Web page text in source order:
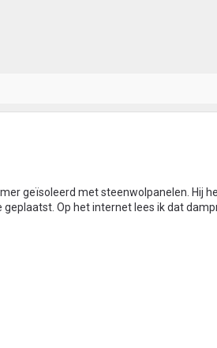
geïsoleerd met steenwolpanelen. Hij
Op het internet lees ik dat